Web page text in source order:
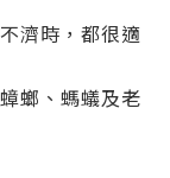
濟時，都很適
螂、螞蟻及老